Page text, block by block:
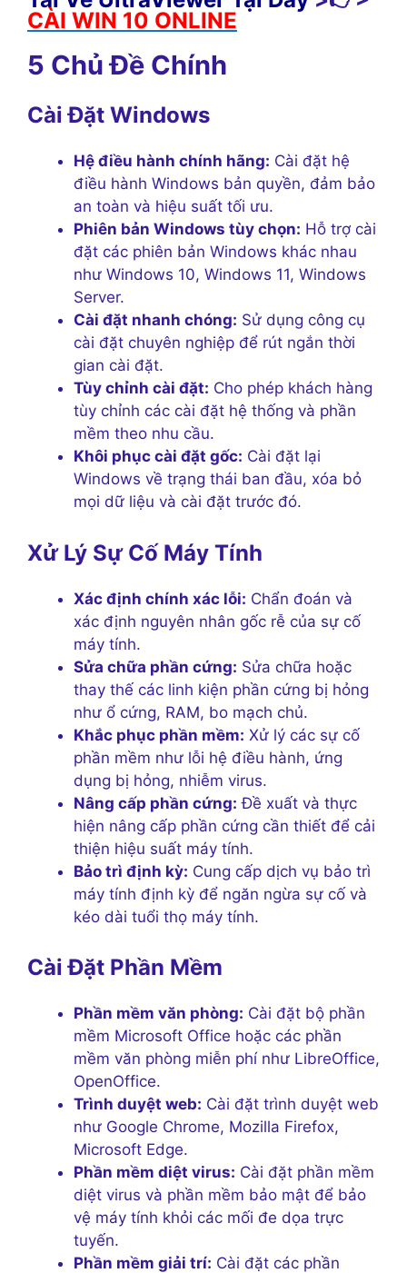
CÀI WIN 10 ONLINE
5 Chủ Đề Chính
Cài Đặt Windows
Hệ điều hành chính hãng: Cài đặt hệ
điều hành Windows bản quyền, đảm bảo
an toàn và hiệu suất tối ưu.
Phiên bản Windows tùy chọn: Hỗ trợ cài
đặt các phiên bản Windows khác nhau
như Windows 10, Windows 11, Windows
Server.
Cài đặt nhanh chóng: Sử dụng công cụ
cài đặt chuyên nghiệp để rút ngắn thời
gian cài đặt.
Tùy chỉnh cài đặt: Cho phép khách hàng
tùy chỉnh các cài đặt hệ thống và phần
mềm theo nhu cầu.
Khôi phục cài đặt gốc: Cài đặt lại
Windows về trạng thái ban đầu, xóa bỏ
mọi dữ liệu và cài đặt trước đó.
Xử Lý Sự Cố Máy Tính
Xác định chính xác lỗi: Chẩn đoán và
xác định nguyên nhân gốc rễ của sự cố
máy tính.
Sửa chữa phần cứng: Sửa chữa hoặc
thay thế các linh kiện phần cứng bị hỏng
như ổ cứng, RAM, bo mạch chủ.
Khắc phục phần mềm: Xử lý các sự cố
phần mềm như lỗi hệ điều hành, ứng
dụng bị hỏng, nhiễm virus.
Nâng cấp phần cứng: Đề xuất và thực
hiện nâng cấp phần cứng cần thiết để cải
thiện hiệu suất máy tính.
Bảo trì định kỳ: Cung cấp dịch vụ bảo trì
máy tính định kỳ để ngăn ngừa sự cố và
kéo dài tuổi thọ máy tính.
Cài Đặt Phần Mềm
Phần mềm văn phòng: Cài đặt bộ phần
mềm Microsoft Office hoặc các phần
mềm văn phòng miễn phí như LibreOffice,
OpenOffice.
Trình duyệt web: Cài đặt trình duyệt web
như Google Chrome, Mozilla Firefox,
Microsoft Edge.
Phần mềm diệt virus: Cài đặt phần mềm
diệt virus và phần mềm bảo mật để bảo
vệ máy tính khỏi các mối đe dọa trực
tuyến.
Phần mềm giải trí: Cài đặt các phần